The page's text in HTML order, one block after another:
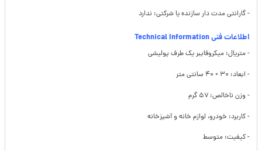
- گارانتی مدت دار سازنده یا شرکتی: ندارد
اطلاعات فنی Technical Information
- متریال: میکروفایبر یک طرف پولیشی
- ابعاد: ۳۰ × ۴۰ سانتی متر
- وزن ناخالص: ۵۷ گرم
- کاربرد: خودرو، لوازم خانه و آشپزخانه
- کیفیت: متوسط